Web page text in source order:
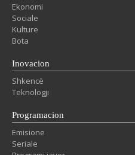
Ekonomi
Sociale
Kulture
Bota
Inovacion
Shkencë
Teknologji
Programacion
Emisione
Seriale